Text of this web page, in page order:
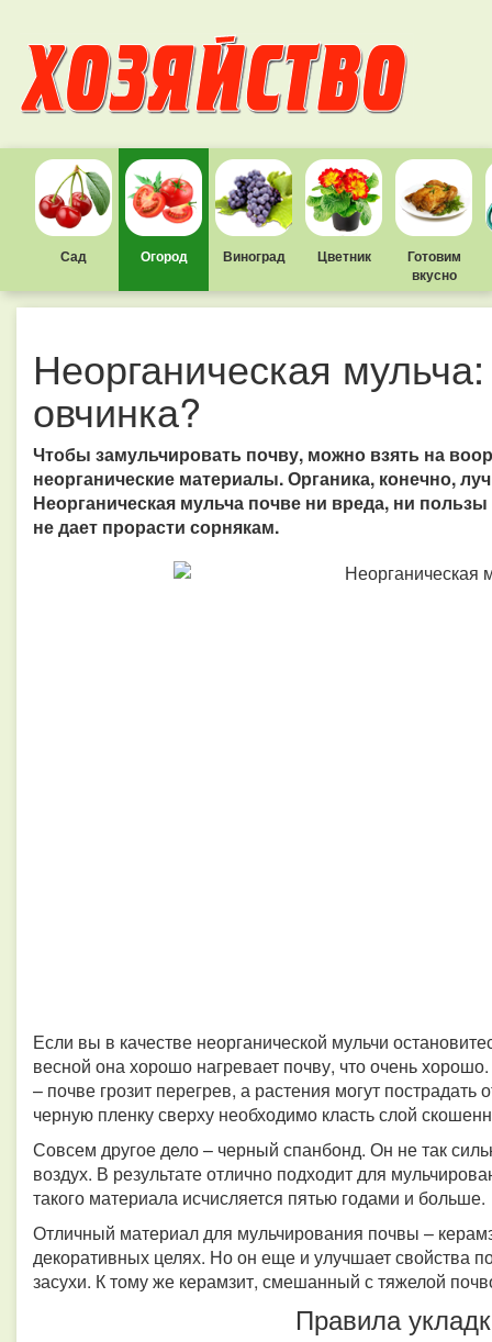
Сад Огород Виноград Цветник
Готовим
вкусно
Неорганическая
овчинка?
Чтобы замульчировать почву, можно взять на
неорганические материалы. Органика, конечно,
Неорганическая мульча почве ни вреда, ни
не дает прорасти сорнякам.
Если вы в качестве неорганической мульчи
весной она хорошо нагревает почву, что очень
– почве грозит перегрев, а растения могут
черную пленку сверху необходимо класть слой
Совсем другое дело – черный спанбонд. Он не так
воздух. В результате отлично подходит для
такого материала исчисляется пятью годами и больше.
Отличный материал для мульчирования почвы –
декоративных целях. Но он еще и улучшает свойства
засухи. К тому же керамзит, смешанный с тяжелой
Правила